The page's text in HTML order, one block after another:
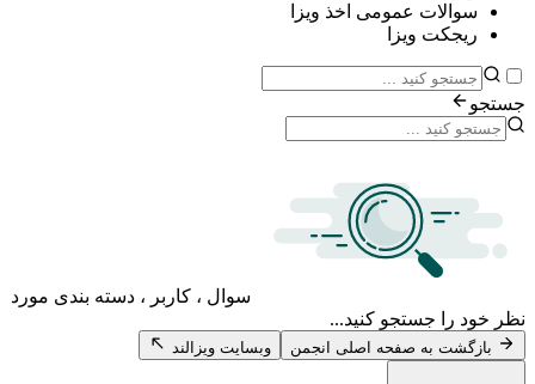
عمومی اخذ ویزا
ویزا
سوال ، کاربر ، دسته بندی مورد
جستجو کنید...
به صفحه اصلی انجمن وبسایت ویزالند